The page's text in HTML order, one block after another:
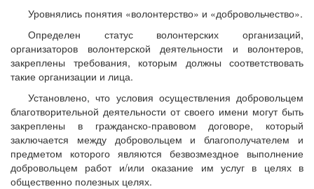
Уровнялись понятия «волонтерство» и «добровольчество».
Определен статус волонтерских организаций,
организаторов волонтерской деятельности и волонтеров,
закреплены требования, которым должны соответствовать
такие организации и лица.
Установлено, что условия осуществления добровольцем
благотворительной деятельности от своего имени могут быть
закреплены в гражданско-правовом договоре, который
заключается между добровольцем и благополучателем и
предметом которого являются безвозмездное выполнение
добровольцем работ и/или оказание им услуг в целях в
общественно полезных целях.